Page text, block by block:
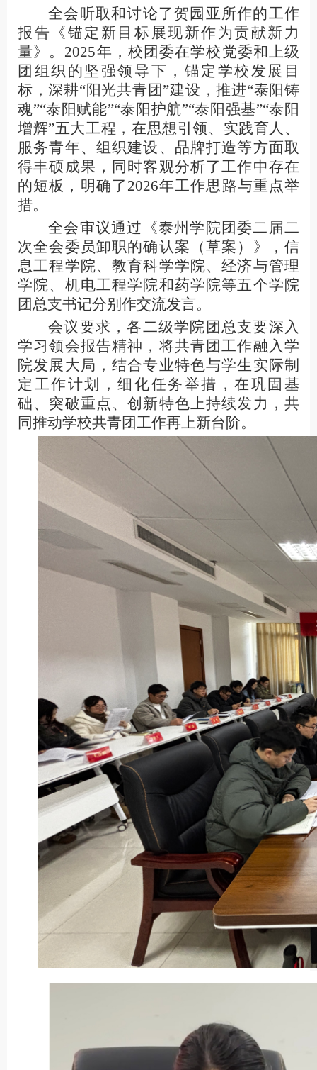
全会听取和讨论了贺园亚所作的工作
报告《锚定新目标 展现新作为贡献新力
量》。 2025年，校团委在学校党委和上级
团组织的坚强领导下，锚定学校发展目
标，深耕“阳光共青团”建设，推进“泰阳铸
魂”“泰阳赋能”“泰阳护航”“泰阳强基”“泰阳
增辉”五大工程，在思想引领、实践育人、
服务青年、组织建设、品牌打造等方面取
得丰硕成果，同时客观分析了工作中存在
的短板，明确了 2026年工作思路与重点举
措。
全会审议通过《泰州学院团委二届二
次全会委员卸职的确认案（草案）》，信
息工程学院、教育科学学院、经济与管理
学院、机电工程学院和药学院等五个学院
团总支书记分别作交流发言。
会议要求，各二级学院团总支要深入
学习领会报告精神，将共青团工作融入学
院发展大局，结合专业特色与学生实际制
定工作计划，细化任务举措，在巩固基
础、突破重点、创新特色上持续发力，共
同推动学校共青团工作再上新台阶。